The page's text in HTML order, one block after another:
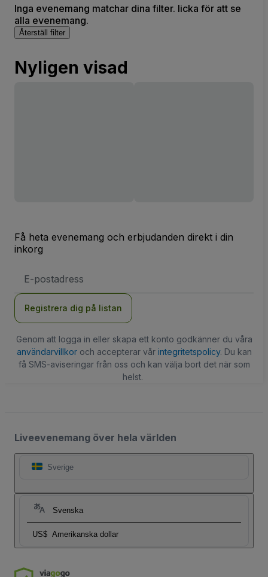
Inga evenemang matchar dina filter. licka för att se
alla evenemang.
Återställ filter
Nyligen visad
Få heta evenemang och erbjudanden direkt i din
inkorg
postadress
Registrera dig på listan
Genom att logga in eller skapa ett konto godkänner du våra
användarvillkoroch accepterar vår integritetspolicy. Du kan
få SMS-aviseringar från oss och kan välja bort det när som
helst.
Liveevenemang över hela världen
Sverige
Svenska
US$ Amerikanska dollar